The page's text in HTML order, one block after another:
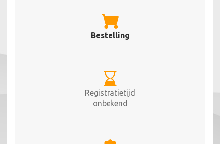
Bestelling
Registratietijd
onbekend